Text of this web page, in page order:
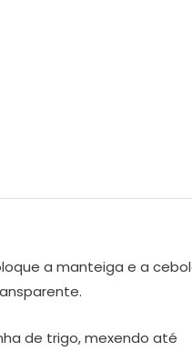
a manteiga e a
de trigo, mexendo até